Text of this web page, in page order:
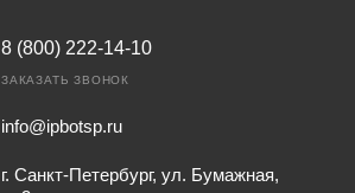
8 (800) 222-14-10
ЗАКАЗАТЬ ЗВОНОК
info@ipbotsp.ru
г. Санкт-Петербург, ул. Бумажная,